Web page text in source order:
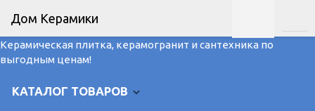
Керамическая плитка, керамогранит и сантехника по
выгодным ценам!
КАТАЛОГ ТОВАРОВ
Дом Керамики